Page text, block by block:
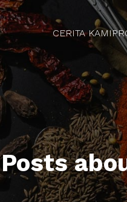
CERITA KAMI
Posts